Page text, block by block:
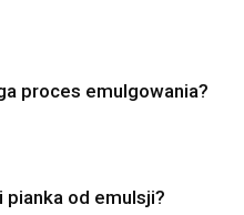
proces emulgowania?
pianka od emulsji?